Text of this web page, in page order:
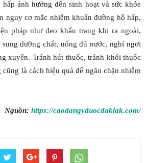
ảnh hưởng đến sinh hoạt và sức khỏe
nguy cơ mắc nhiễm khuẩn đường hô hấp,
pháp như đeo khẩu trang khi ra ngoài,
dưỡng chất, uống đủ nước, nghỉ ngơi
xuyên. Tránh hút thuốc, tránh khói thuốc
là cách hiệu quả để ngăn chặn nhiễm
Nguồn: https://caodangyduocdaklak.com/